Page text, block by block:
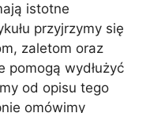
istotne
przyjrzymy się
zaletom oraz
pomogą wydłużyć
od opisu tego
omówimy